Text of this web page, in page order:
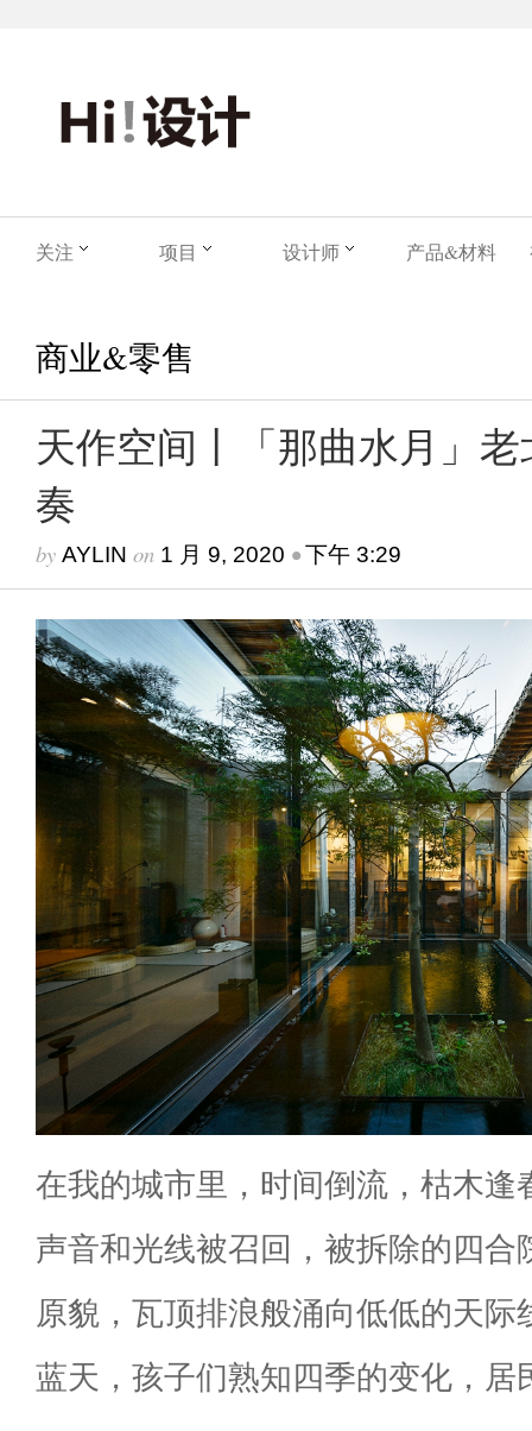
关注 项目 设计师 产品&材料
商业&零售
天作空间丨「那曲水月」
奏
by AYLIN on 1 月 9, 2020 •下午 3:29
在我的城市里，时间倒流，枯木逢
声音和光线被召回，被拆除的四合
原貌，瓦顶排浪般涌向低低的天际
蓝天，孩子们熟知四季的变化，居